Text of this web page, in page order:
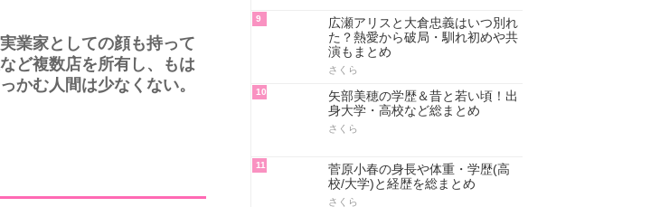
業家としての顔も持って
ど複数店を所有し、もは
かむ人間は少なくない。
9
広瀬アリスと大倉忠義はいつ別れ
た？熱愛から破局・馴れ初めや共
演もまとめ
さくら
10
矢部美穂の学歴＆昔と若い頃！出
身大学・高校など総まとめ
さくら
11
菅原小春の身長や体重・学歴(高
校/大学)と経歴を総まとめ
さくら